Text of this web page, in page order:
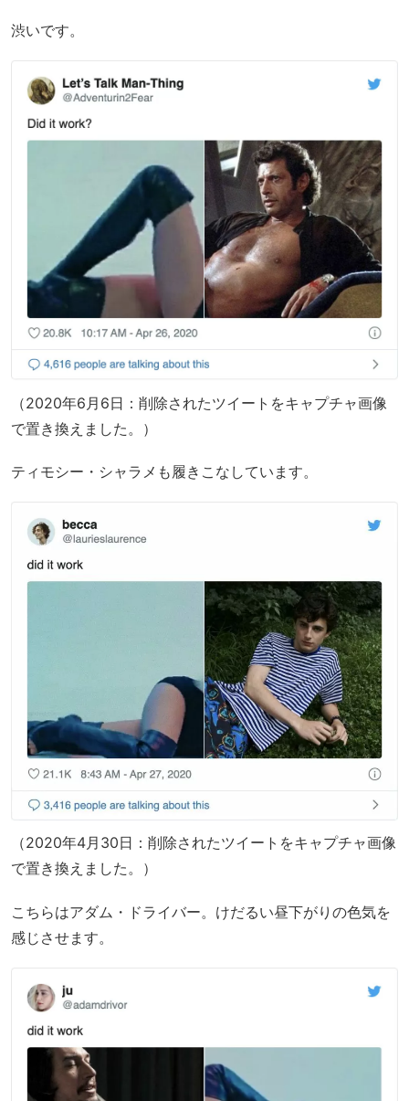
渋いです。
（2020年6月6日：削除されたツイートをキャプチャ画像
で置き換えました。）
ティモシー・シャラメも履きこなしています。
（2020年4月30日：削除されたツイートをキャプチャ画像
で置き換えました。）
こちらはアダム・ドライバー。けだるい昼下がりの色気を
感じさせます。